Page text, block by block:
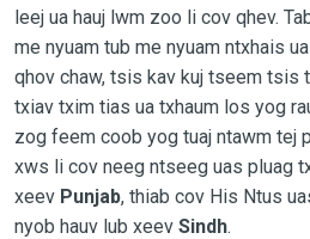
leej ua hauj lwm zoo li cov qhev.
me nyuam tub me nyuam ntxhais
qhov chaw, tsis kav kuj tseem tsis
txiav txim tias ua txhaum los yog
zog feem coob yog tuaj ntawm tej
xws li cov neeg ntseeg uas pluag
xeev Punjab, thiab cov His Ntus
nyob hauv lub xeev Sindh.